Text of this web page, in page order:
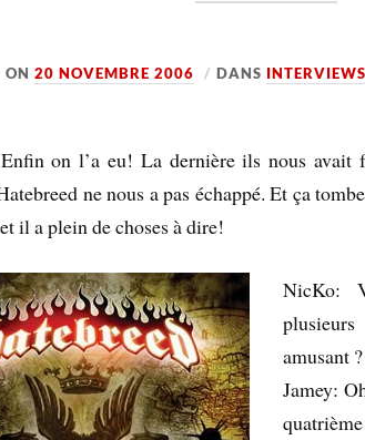
ON20 NOVEMBRE 2006 DANS INTERVIEWS
on l’a eu! La dernière ils nous avait
ne nous a pas échappé. Et ça
il a plein de choses à dire!
NicKo:
amusant ?
Jamey: